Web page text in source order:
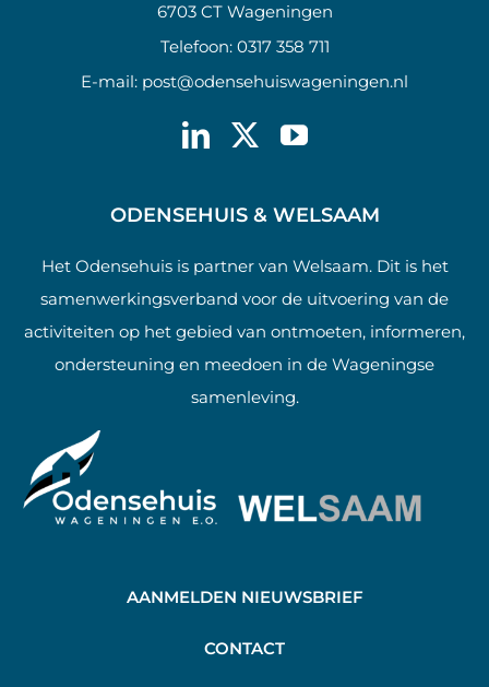
6703 CT Wageningen
Telefoon: 0317 358 711
E-mail: post@odensehuiswageningen.nl
ODENSEHUIS & WELSAAM
Het Odensehuis is partner van Welsaam. Dit is het
samenwerkingsverband voor de uitvoering van de
activiteiten op het gebied van ontmoeten, informeren,
ondersteuning en meedoen in de Wageningse
samenleving.
AANMELDEN NIEUWSBRIEF
CONTACT